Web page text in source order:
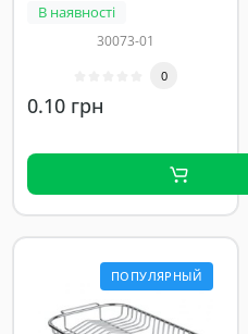
В наявності
30073-01
0
0.10 грн
ПОПУЛЯРНЫЙ